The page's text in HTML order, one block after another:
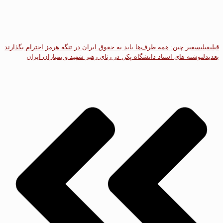
قبلیقبلیسفیر چین: همه طرف‌ها باید به حقوق ایران در تنگه هرمز احترام بگذارند
بعدیدلنوشته های استاد دانشگاه پکن در رثای رهبر شهید و بمباران ایران